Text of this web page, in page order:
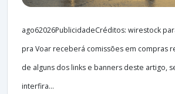
ago62026PublicidadeCréditos: wirestock
pra Voar receberá comissões em compras
de alguns dos links e banners deste artigo,
interfira...